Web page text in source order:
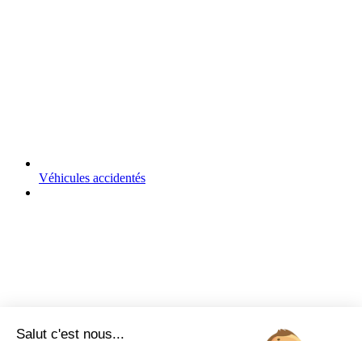
Véhicules accidentés